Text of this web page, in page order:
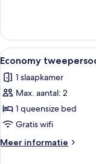
suite
Alle
foto's
voor
Economy
laden
11
Economy
1 slaapkamer
Max. aantal: 2
1 queensize bed
Gratis wifi
Meer informatie
Meer